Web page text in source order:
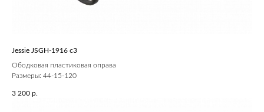
Jessie JSGH-1916 c3
Ободковая пластиковая оправа
Размеры: 44-15-120
3 200 р.